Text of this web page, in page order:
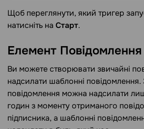
Щоб переглянути, який тригер
натисніть на Старт.
Елемент Повідомлення
Ви можете створювати звичайні
надсилати шаблонні повідомлення.
повідомлення можна надсилати
годин з моменту отриманого
підписника, а шаблонні